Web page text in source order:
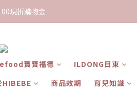
包，滿$999免運
現折購物金
寶寶福德 ILDONG日東
HIBEBE 商品效期 育兒知識